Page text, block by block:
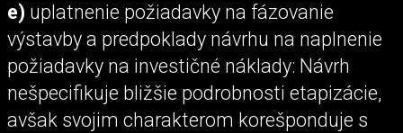
e) uplatnenie požiadavky na fázovanie
výstavby a predpoklady návrhu na naplnenie
požiadavky na investičné náklady: Návrh
nešpecifikuje bližšie podrobnosti etapizácie,
avšak svojim charakterom korešponduje s